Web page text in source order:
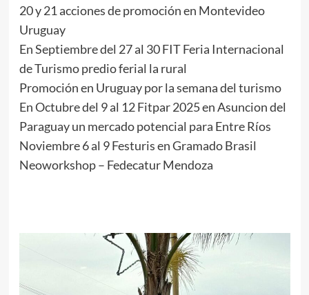
20 y 21 acciones de promoción en Montevideo
Uruguay
En Septiembre del 27 al 30 FIT Feria Internacional
de Turismo predio ferial la rural
Promoción en Uruguay por la semana del turismo
En Octubre del 9 al 12 Fitpar 2025 en Asuncion del
Paraguay un mercado potencial para Entre Ríos
Noviembre 6 al 9 Festuris en Gramado Brasil
Neoworkshop – Fedecatur Mendoza